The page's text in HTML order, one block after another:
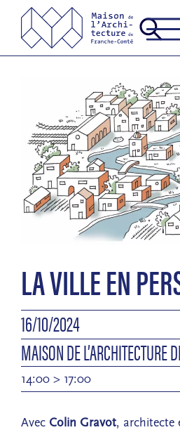
LA VILLE EN
16/10/2024
MAISON DE L’ARCHITECTURE
14:00 > 17:00
Avec Colin Gravot, architecte